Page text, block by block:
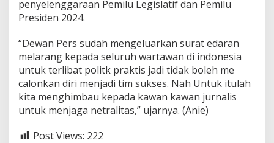
penyelenggaraan Pemilu Legislatif dan Pemilu
Presiden 2024.
“Dewan Pers sudah mengeluarkan surat edaran
melarang kepada seluruh wartawan di indonesia
untuk terlibat politk praktis jadi tidak boleh me
calonkan diri menjadi tim sukses. Nah Untuk itulah
kita menghimbau kepada kawan kawan jurnalis
untuk menjaga netralitas,” ujarnya. (Anie)
Post Views: 222